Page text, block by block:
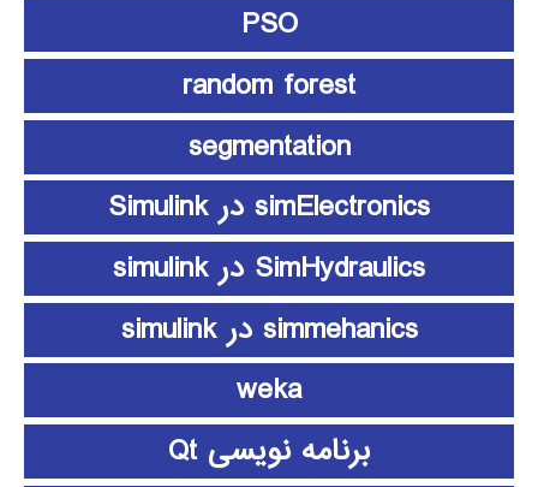
PSO
random forest
segmentation
simElectronics در Simulink
SimHydraulics در simulink
simmehanics در simulink
weka
برنامه نویسی Qt